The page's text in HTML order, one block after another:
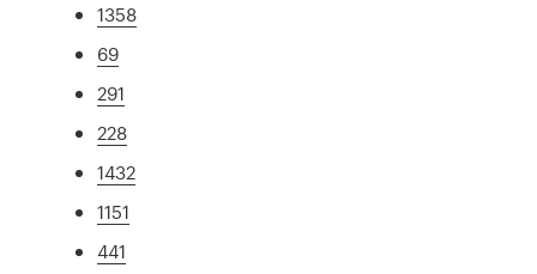
1358
69
291
228
1432
1151
441